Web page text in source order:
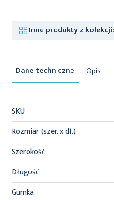
początek
galerii Inne produkty z kolekcji:
Opis
Więcej
informacji
SKU
Rozmiar (szer. x dł.)
Szerokość
Długość
Gumka